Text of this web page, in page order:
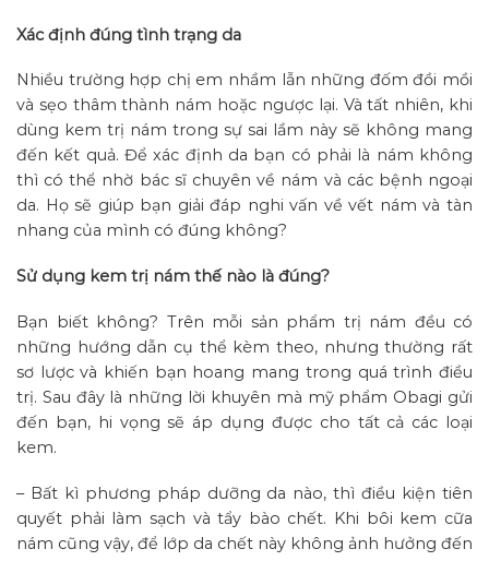
Xác định đúng tình trạng da
Nhiều trường hợp chị em nhầm lẫn những đốm đồi mồi
và sẹo thâm thành nám hoặc ngược lại. Và tất nhiên, khi
dùng kem trị nám trong sự sai lầm này sẽ không mang
đến kết quả. Để xác định da bạn có phải là nám không
thì có thể nhờ bác sĩ chuyên về nám và các bệnh ngoại
da. Họ sẽ giúp bạn giải đáp nghi vấn về vết nám và tàn
nhang của mình có đúng không?
Sử dụng kem trị nám thế nào là đúng?
Bạn biết không? Trên mỗi sản phẩm trị nám đều có
những hướng dẫn cụ thể kèm theo, nhưng thường rất
sơ lược và khiến bạn hoang mang trong quá trình điều
trị. Sau đây là những lời khuyên mà mỹ phẩm Obagi gửi
đến bạn, hi vọng sẽ áp dụng được cho tất cả các loại
kem.
– Bất kì phương pháp dưỡng da nào, thì điều kiện tiên
quyết phải làm sạch và tẩy bào chết. Khi bôi kem cữa
nám cũng vậy, để lớp da chết này không ảnh hưởng đến